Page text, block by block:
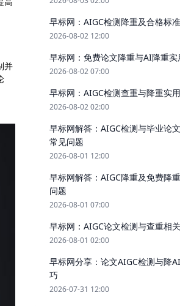
并
早标网：AIGC检测降重及合格标
2026-08-02 12:00
早标网：免费论文降重与AI降重实
2026-08-02 07:00
早标网：AIGC检测查重与降重实
2026-08-02 02:00
早标网解答：AIGC检测与毕业论
常见问题
2026-08-01 12:00
早标网解答：AIGC降重及免费降
问题
2026-08-01 07:00
早标网：AIGC论文检测与查重相
2026-08-01 02:00
早标网分享：论文AIGC检测与降
巧
2026-07-31 12:00